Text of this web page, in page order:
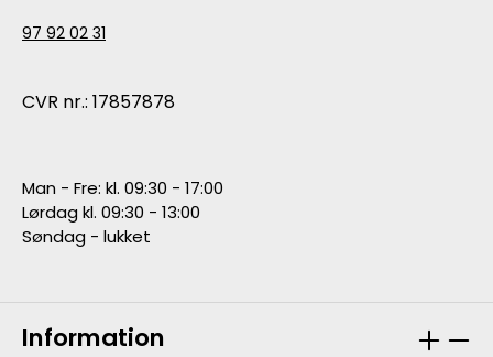
97 92 02 31
CVR nr.: 17857878
Man - Fre: kl. 09:30 - 17:00
Lørdag kl. 09:30 - 13:00
Søndag - lukket
Information